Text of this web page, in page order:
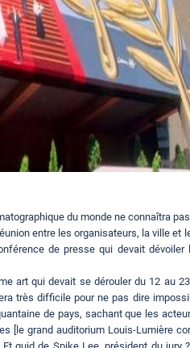
du monde ne connaîtra
entre les organisateurs, la ville et
de presse qui devait
art qui devait se dérouler du 12 au
très difficile pour ne pas dire
de pays, sachant que les
[le grand auditorium Louis-Lumière